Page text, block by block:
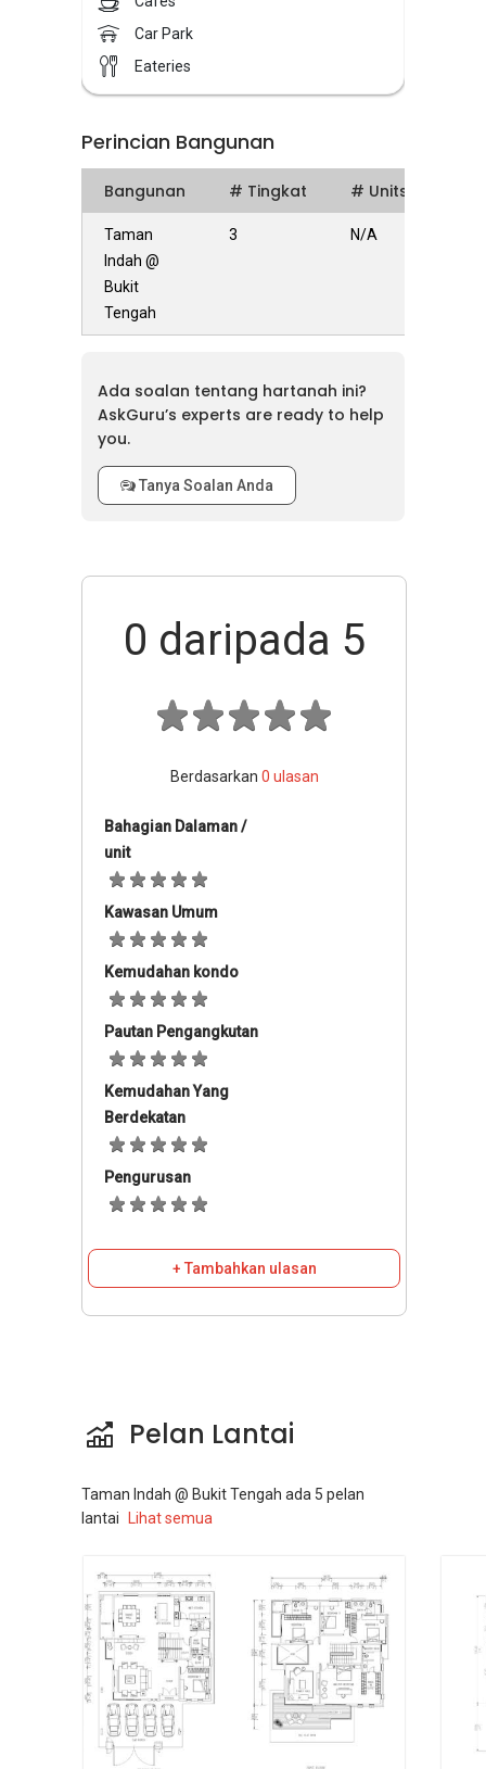
Car Park
Eateries
Perincian Bangunan
Bangunan # Tingkat # Units
Taman
Indah @
Bukit
Tengah
3 N/A
Ada soalan tentang hartanah ini?
AskGuru’s experts are ready to help
you.
Tanya Soalan Anda
0 daripada 5
Berdasarkan 0 ulasan
Bahagian Dalaman /
unit
Kawasan Umum
Kemudahan kondo
Pautan Pengangkutan
Kemudahan Yang
Berdekatan
Pengurusan
+ Tambahkan ulasan
Pelan Lantai
Taman Indah @ Bukit Tengah ada 5 pelan
lantai
Lihat semua